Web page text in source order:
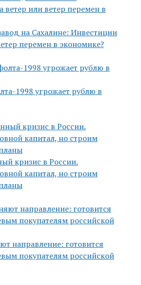
на Сахалине: Инвестиции
перемен в экономике?
1998 угрожает рублю в
кризис в России.
капитал, но строим
направление: готовится
покупателям российской